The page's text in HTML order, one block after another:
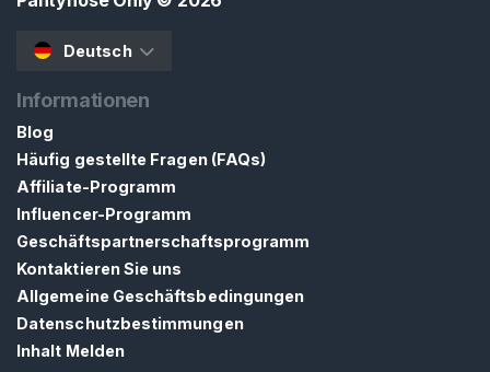
Deutsch
Informationen
Blog
Häufig gestellte Fragen (FAQs)
Affiliate-Programm
Influencer-Programm
Geschäftspartnerschaftsprogramm
Kontaktieren Sie uns
Allgemeine Geschäftsbedingungen
Datenschutzbestimmungen
Inhalt Melden